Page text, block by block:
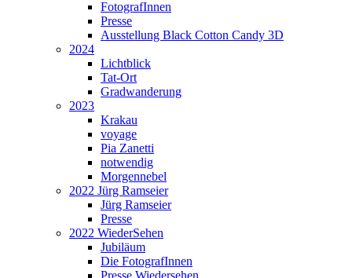
FotografInnen
Presse
Ausstellung Black Cotton Candy 3D
2024
Lichtblick
Tat-Ort
Gradwanderung
2023
Krakau
voyage
Pia Zanetti
notwendig
Morgennebel
2022 Jürg Ramseier
Jürg Ramseier
Presse
2022 WiederSehen
Jubiläum
Die FotografInnen
Presse Wiedersehen